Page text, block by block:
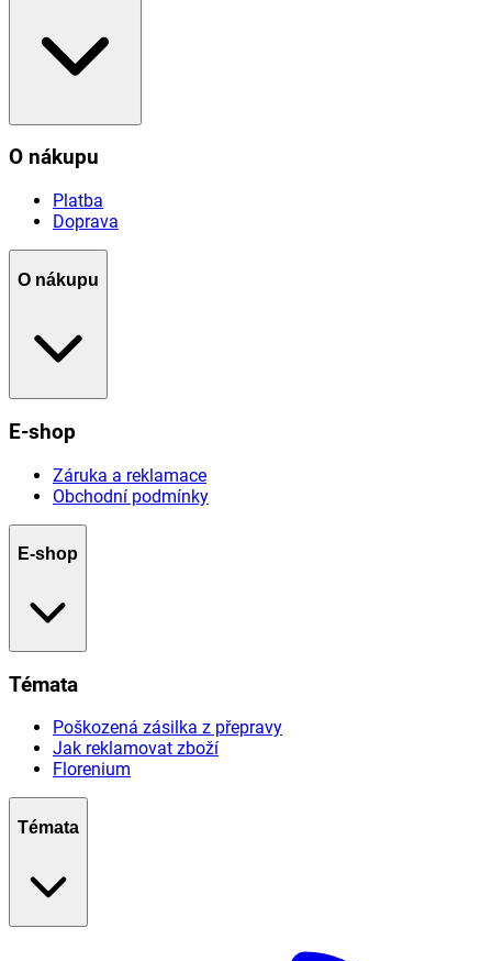
O nákupu
Platba
Doprava
O nákupu
E-shop
Záruka a reklamace
Obchodní podmínky
E-shop
Témata
Poškozená zásilka z přepravy
Jak reklamovat zboží
Florenium
Témata